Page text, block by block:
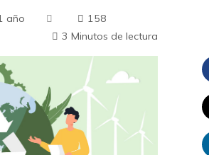
año
158
3 Minutos de lectura